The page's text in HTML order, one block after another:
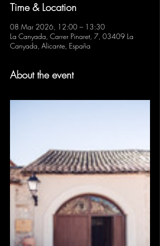
Time & Location
08 Mar 2026, 12:00 – 13:30
La Canyada, Carrer Pinaret, 7, 03409 La
Canyada, Alicante, España
About the event